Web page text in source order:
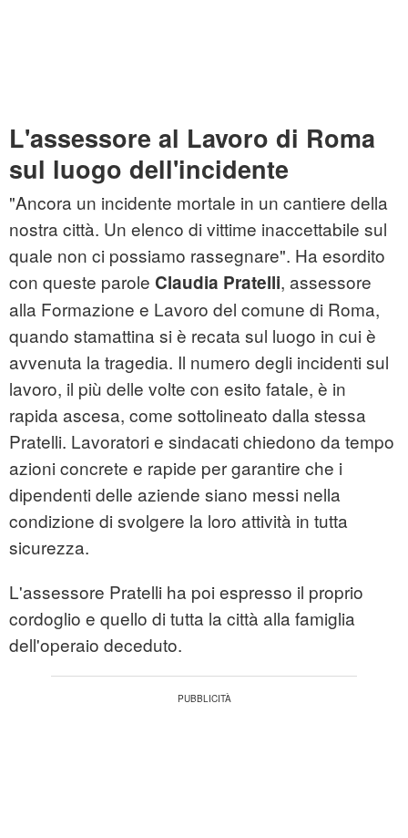
L'assessore al Lavoro di Roma
sul luogo dell'incidente
"Ancora un incidente mortale in un cantiere della
nostra città. Un elenco di vittime inaccettabile sul
quale non ci possiamo rassegnare". Ha esordito
con queste parole Claudia Pratelli, assessore
alla Formazione e Lavoro del comune di Roma,
quando stamattina si è recata sul luogo in cui è
avvenuta la tragedia. Il numero degli incidenti sul
lavoro, il più delle volte con esito fatale, è in
rapida ascesa, come sottolineato dalla stessa
Pratelli. Lavoratori e sindacati chiedono da tempo
azioni concrete e rapide per garantire che i
dipendenti delle aziende siano messi nella
condizione di svolgere la loro attività in tutta
sicurezza.
L'assessore Pratelli ha poi espresso il proprio
cordoglio e quello di tutta la città alla famiglia
dell'operaio deceduto.